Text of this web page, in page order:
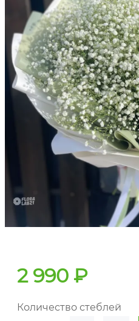
2 990 ₽
Количество стеблей